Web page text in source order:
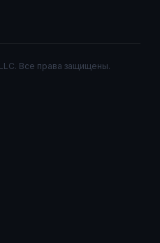
Все права защищены.